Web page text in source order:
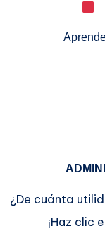
¿De cuánta
¡Haz clic